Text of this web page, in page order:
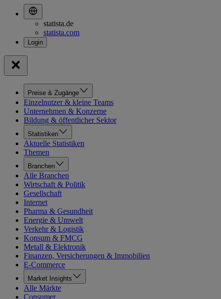
statista.de
statista.com
Preise & Zugänge
Einzelnutzer & kleine Teams
Unternehmen & Konzerne
Bildung & öffentlicher Sektor
Statistiken
Aktuelle Statistiken
Themen
Branchen
Alle Branchen
Wirtschaft & Politik
Gesellschaft
Internet
Pharma & Gesundheit
Energie & Umwelt
Verkehr & Logistik
Konsum & FMCG
Metall & Elektronik
Finanzen, Versicherungen & Immobilien
E-Commerce
Market Insights
Alle Märkte
Consumer